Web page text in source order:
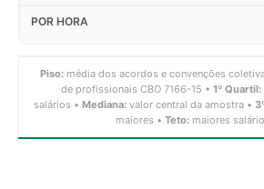
Piso: média dos acordos e convenções
de profissionais CBO 7166-15 • 1º Quartil:
salários • Mediana: valor central da amostra •
maiores • Teto: maiores